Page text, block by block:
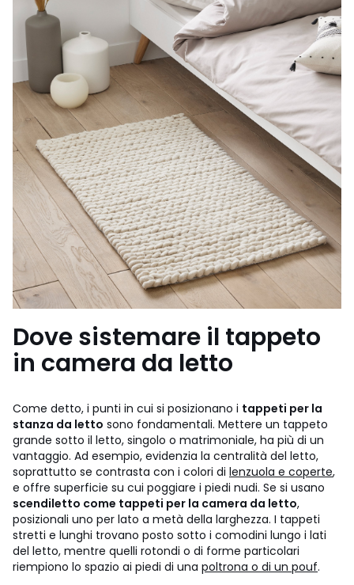
Dove sistemare il tappeto
in camera da letto
Come detto, i punti in cui si posizionano i tappeti per la
stanza da letto sono fondamentali. Mettere un tappeto
grande sotto il letto, singolo o matrimoniale, ha più di un
vantaggio. Ad esempio, evidenzia la centralità del letto,
soprattutto se contrasta con i colori di lenzuola e coperte,
e offre superficie su cui poggiare i piedi nudi. Se si usano
scendiletto come tappeti per la camera da letto,
posizionali uno per lato a metà della larghezza. I tappeti
stretti e lunghi trovano posto sotto i comodini lungo i lati
del letto, mentre quelli rotondi o di forme particolari
riempiono lo spazio ai piedi di una poltrona o di un pouf.